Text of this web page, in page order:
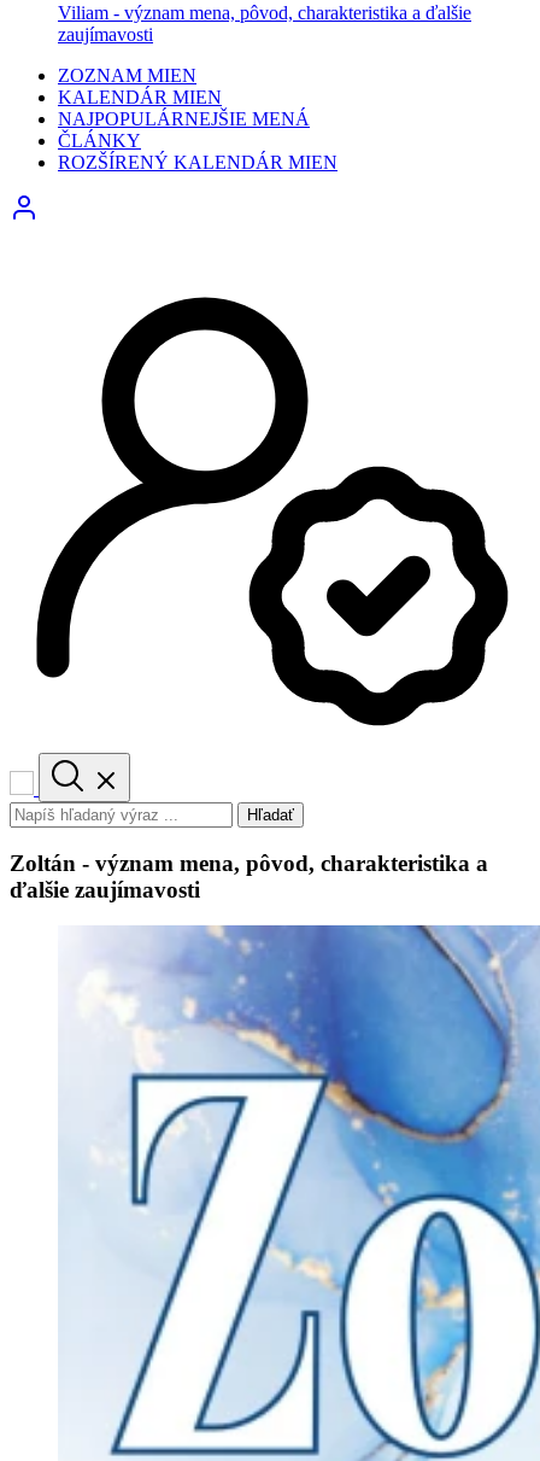
Viliam - význam mena, pôvod, charakteristika a ďalšie
zaujímavosti
ZOZNAM MIEN
KALENDÁR MIEN
NAJPOPULÁRNEJŠIE MENÁ
ČLÁNKY
ROZŠÍRENÝ KALENDÁR MIEN
Hľadať
Zoltán - význam mena, pôvod, charakteristika a
ďalšie zaujímavosti